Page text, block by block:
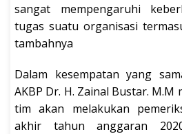
sangat mempengaruhi
tugas suatu organisasi
tambahnya
Dalam kesempatan yang
AKBP Dr. H. Zainal Bustar. M.M
tim akan melakukan
akhir tahun anggaran